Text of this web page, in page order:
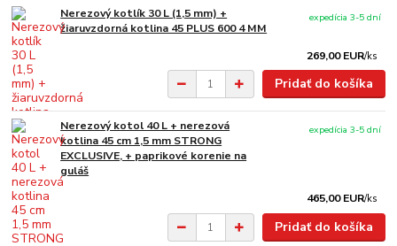
Nerezový kotlík 30 L (1,5 mm) +
žiaruvzdorná kotlina 45 PLUS 600 4 MM
269,00 EUR/ks
expedícia 3-5 dní
Pridať do košíka
Nerezový kotol 40 L + nerezová
kotlina 45 cm 1,5 mm STRONG
EXCLUSIVE, + paprikové korenie na
guláš
465,00 EUR/ks
expedícia 3-5 dní
Pridať do košíka